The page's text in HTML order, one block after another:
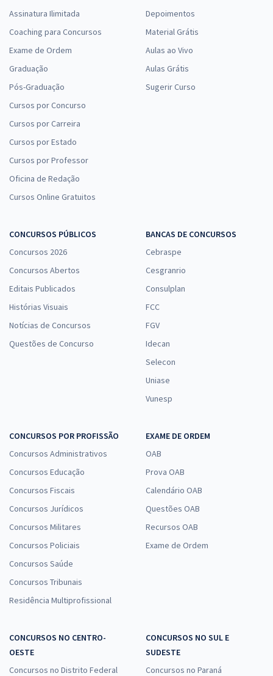
Assinatura Ilimitada
Coaching para Concursos
Exame de Ordem
Graduação
Pós-Graduação
Cursos por Concurso
Cursos por Carreira
Cursos por Estado
Cursos por Professor
Oficina de Redação
Cursos Online Gratuitos
Depoimentos
Material Grátis
Aulas ao Vivo
Aulas Grátis
Sugerir Curso
CONCURSOS PÚBLICOS
Concursos 2026
Concursos Abertos
Editais Publicados
Histórias Visuais
Notícias de Concursos
Questões de Concurso
BANCAS DE CONCURSOS
Cebraspe
Cesgranrio
Consulplan
FCC
FGV
Idecan
Selecon
Uniase
Vunesp
CONCURSOS POR PROFISSÃO
Concursos Administrativos
Concursos Educação
Concursos Fiscais
Concursos Jurídicos
Concursos Militares
Concursos Policiais
Concursos Saúde
Concursos Tribunais
Residência Multiprofissional
EXAME DE ORDEM
OAB
Prova OAB
Calendário OAB
Questões OAB
Recursos OAB
Exame de Ordem
CONCURSOS NO CENTRO-
OESTE
Concursos no Distrito Federal
CONCURSOS NO SUL E
SUDESTE
Concursos no Paraná